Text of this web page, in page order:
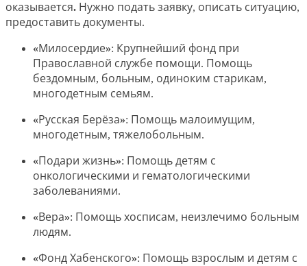
оказывается. Нужно подать заявку, описать ситуацию,
предоставить документы.
«Милосердие»: Крупнейший фонд при
Православной службе помощи. Помощь
бездомным, больным, одиноким старикам,
многодетным семьям.
«Русская Берёза»: Помощь малоимущим,
многодетным, тяжелобольным.
«Подари жизнь»: Помощь детям с
онкологическими и гематологическими
заболеваниями.
«Вера»: Помощь хосписам, неизлечимо больным
людям.
«Фонд Хабенского»: Помощь взрослым и детям с